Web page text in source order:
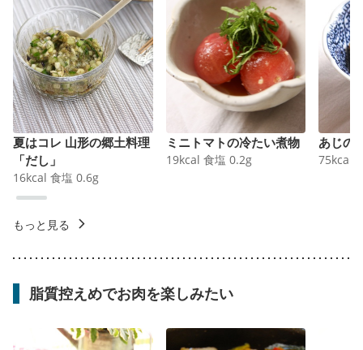
夏はコレ 山形の郷土料理
「だし」
16kcal 食塩 0.6g
ミニトマトの冷たい煮物
19kcal 食塩 0.2g
あじの
75kcal
もっと見る
脂質控えめでお肉を楽しみたい